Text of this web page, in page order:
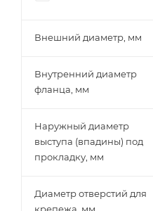
Внешний диаметр, мм
Внутренний диаметр
фланца, мм
Наружный диаметр
выступа (впадины) под
прокладку, мм
Диаметр отверстий для